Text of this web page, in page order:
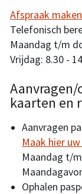
Afspraak maken
Telefonisch
Maandag t/m
Vrijdag: 8.30 -
kaarten en
Aanvragen
Maak hier
Maandag t/
Ophalen